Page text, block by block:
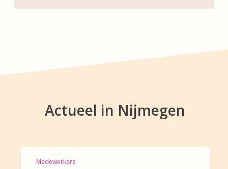
Actueel in Nijmegen
Medewerkers